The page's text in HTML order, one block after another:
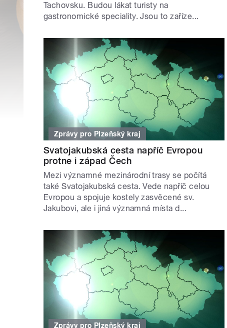
Tachovsku. Budou lákat turisty na
gastronomické speciality. Jsou to zaříze...
Zprávy pro Plzeňský kraj
Svatojakubská cesta napříč Evropou
protne i západ Čech
Mezi významné mezinárodní trasy se počítá
také Svatojakubská cesta. Vede napříč celou
Evropou a spojuje kostely zasvěcené sv.
Jakubovi, ale i jiná významná místa d...
Zprávy pro Plzeňský kraj